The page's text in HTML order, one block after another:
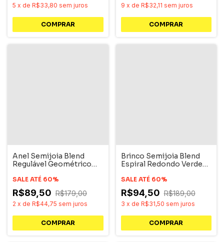
5 x de R$33,80 sem juros 9 x de R$32,11 sem juros
Anel Semijoia Blend
Regulável Geométrico
SALE ATÉ 60%
R$89,50 R$179,00
2 x de R$44,75 sem juros
Brinco Semijoia Blend
Espiral Redondo Verde
SALE ATÉ 60%
R$94,50 R$189,00
3 x de R$31,50 sem juros